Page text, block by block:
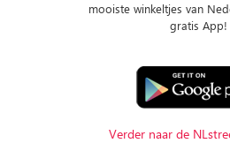
mooiste winkeltjes van
gratis App!
Verder naar de